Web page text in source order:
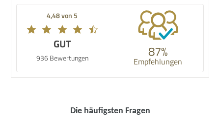
4,48 von 5
GUT
936 Bewertungen 87%
Empfehlungen
Die häufigsten Fragen